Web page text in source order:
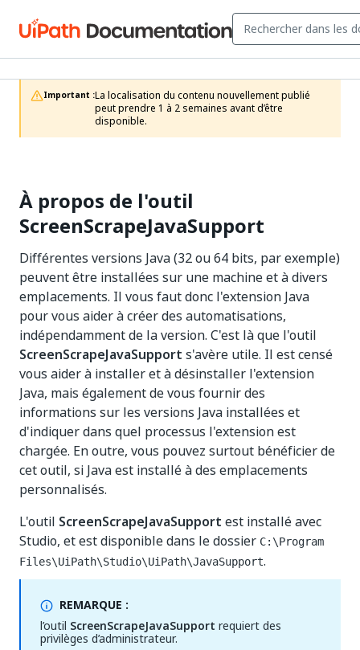
Important :La localisation du contenu nouvellement publié
peut prendre 1 à 2 semaines avant d’être
disponible.
À propos de l'outil
ScreenScrapeJavaSupport
Différentes versions Java (32 ou 64 bits, par exemple)
peuvent être installées sur une machine et à divers
emplacements. Il vous faut donc l'extension Java
pour vous aider à créer des automatisations,
indépendamment de la version. C'est là que l'outil
ScreenScrapeJavaSupport s'avère utile. Il est censé
vous aider à installer et à désinstaller l'extension
Java, mais également de vous fournir des
informations sur les versions Java installées et
d'indiquer dans quel processus l'extension est
chargée. En outre, vous pouvez surtout bénéficier de
cet outil, si Java est installé à des emplacements
personnalisés.
L'outil ScreenScrapeJavaSupport est installé avec
Studio, et est disponible dans le dossier C:\Program
Files\UiPath\Studio\UiPath\JavaSupport.
REMARQUE :
l’outil ScreenScrapeJavaSupport requiert des
privilèges d’administrateur.